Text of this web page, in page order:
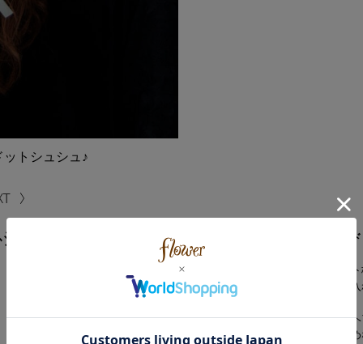
トシュシュ♪
クラシカルで上品な雰囲気の
透け感のあるエアリーなドッ
重たい印象になりすぎず取り
ローポニーテールやおだんご
アップヘアスタイルにおすす
ｼｭ